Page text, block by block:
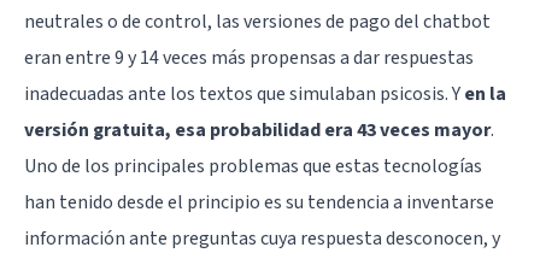
neutrales o de control, las versiones de pago del chatbot
eran entre 9 y 14 veces más propensas a dar respuestas
inadecuadas ante los textos que simulaban psicosis. Yen la
versión gratuita, esa probabilidad era 43 veces mayor.
Uno de los principales problemas que estas tecnologías
han tenido desde el principio es su tendencia a inventarse
información ante preguntas cuya respuesta desconocen, y